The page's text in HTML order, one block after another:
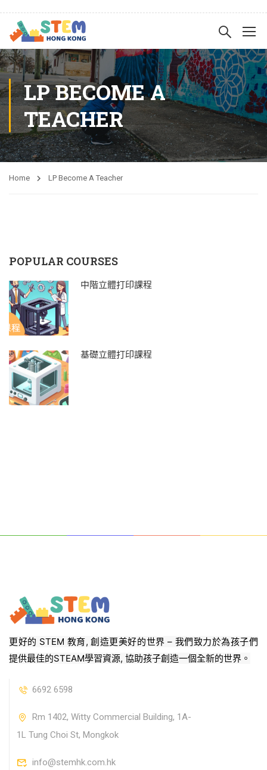
LP BECOME A
TEACHER
Home LP Become A Teacher
POPULAR COURSES
中階立體打印課程
基礎立體打印課程
更好的 STEM 教育, 創造更美好的世界 – 我們致力於為孩子們
提供最佳的STEAM學習資源, 協助孩子創造一個全新的世界。
6692 6598
Rm 1402, Witty Commercial Building, 1A-
1L Tung Choi St, Mongkok
info@stemhk.com.hk